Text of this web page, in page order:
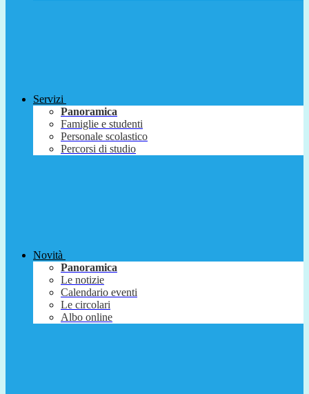
Servizi
Panoramica
Famiglie e studenti
Personale scolastico
Percorsi di studio
Novità
Panoramica
Le notizie
Calendario eventi
Le circolari
Albo online